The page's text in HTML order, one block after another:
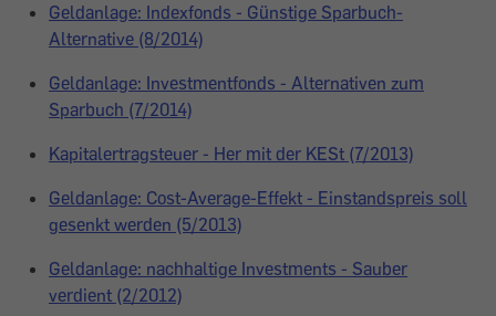
Geldanlage: Indexfonds - Günstige Sparbuch-
Alternative (8/2014)
Geldanlage: Investmentfonds - Alternativen zum
Sparbuch (7/2014)
Kapitalertragsteuer - Her mit der KESt (7/2013)
Geldanlage: Cost-Average-Effekt - Einstandspreis soll
gesenkt werden (5/2013)
Geldanlage: nachhaltige Investments - Sauber
verdient (2/2012)